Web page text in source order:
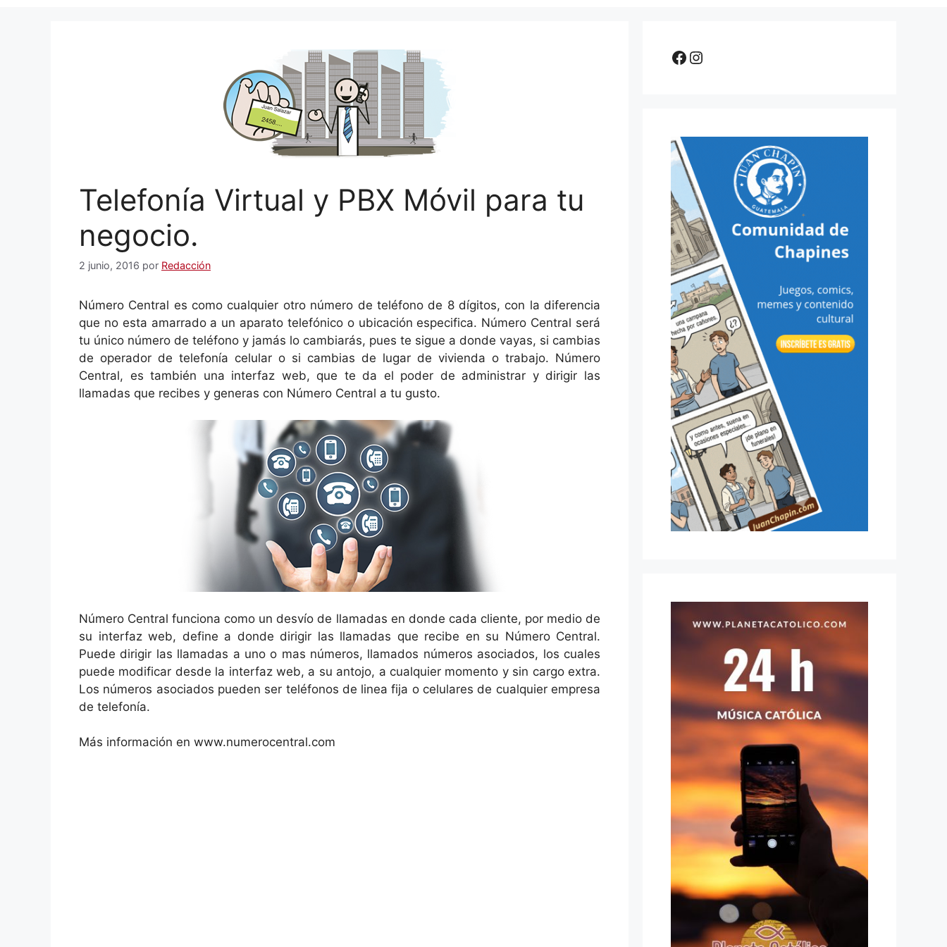
Telefonía Virtual y PBX Móvil para tu
negocio.
2 junio, 2016 por Redacción
Número Central es como cualquier otro número de teléfono de 8 dígitos, con la diferencia
que no esta amarrado a un aparato telefónicoo ubicación especifica. Número Central será
tu único número de teléfono y jamás lo cambiarás, pues te sigue a donde vayas, si cambias
de operador de telefonía celular o si cambias de lugar de vivienda o trabajo. Número
Central, es también una interfaz web, que te da el poder de administrar y dirigir las
llamadas que recibes y generas con Número Central a tu gusto.
Número Central funciona como un desvío de llamadas en donde cada cliente, por medio de
su interfaz web, define a donde dirigir las llamadas que recibe en su Número Central.
Puede dirigir las llamadas a uno o mas números, llamados números asociados, los cuales
puede modificar desde la interfaz web, a su antojo, a cualquier momento y sin cargo extra.
Los números asociados pueden ser teléfonos de linea fija o celulares de cualquier empresa
de telefonía.
Más información en www.numerocentral.com
Facebook
Instagram